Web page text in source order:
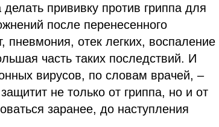
прививку против гриппа для
после перенесенного
пневмония, отек легких, воспаление
часть таких последствий. И
вирусов, по словам врачей, –
не только от гриппа, но и от
заранее, до наступления